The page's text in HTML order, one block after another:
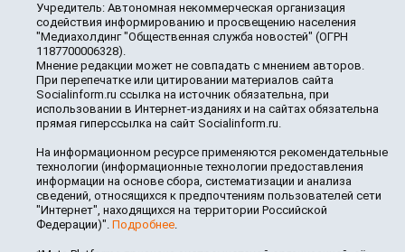
Учредитель: Автономная некоммерческая организация
содействия информированию и просвещению населения
"Медиахолдинг "Общественная служба новостей" (ОГРН
1187700006328).
Мнение редакции может не совпадать с мнением авторов.
При перепечатке или цитировании материалов сайта
Socialinform.ru ссылка на источник обязательна, при
использовании в Интернет-изданиях и на сайтах обязательна
прямая гиперссылка на сайт Socialinform.ru.
На информационном ресурсе применяются рекомендательные
технологии (информационные технологии предоставления
информации на основе сбора, систематизации и анализа
сведений, относящихся к предпочтениям пользователей сети
"Интернет", находящихся на территории Российской
Федерации)". Подробнее.